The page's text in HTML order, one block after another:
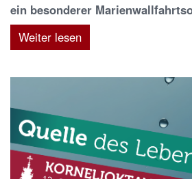
ein besonderer
Weiter lesen